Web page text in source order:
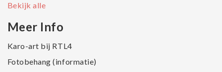
Bekijk alle
Meer Info
Karo-art bij RTL4
Fotobehang (informatie)